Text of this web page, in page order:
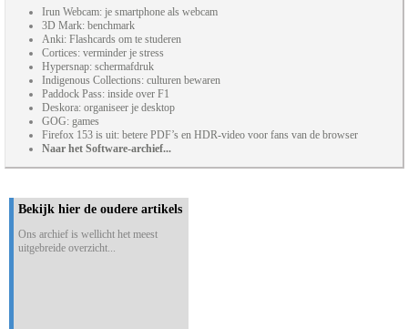
Irun Webcam: je smartphone als webcam
3D Mark: benchmark
Anki: Flashcards om te studeren
Cortices: verminder je stress
Hypersnap: schermafdruk
Indigenous Collections: culturen bewaren
Paddock Pass: inside over F1
Deskora: organiseer je desktop
GOG: games
Firefox 153 is uit: betere PDF’s en HDR-video voor fans van de browser
Naar het Software-archief...
Bekijk hier de oudere artikels
Ons archief is wellicht het meest
uitgebreide overzicht...